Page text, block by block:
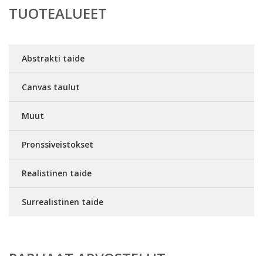
TUOTEALUEET
Abstrakti taide
Canvas taulut
Muut
Pronssiveistokset
Realistinen taide
Surrealistinen taide